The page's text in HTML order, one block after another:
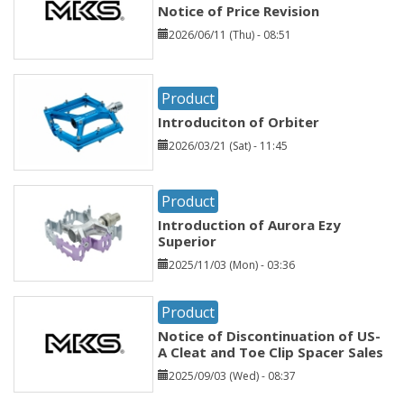
Notice of Price Revision
2026/06/11 (Thu) - 08:51
Product
Introduciton of Orbiter
2026/03/21 (Sat) - 11:45
Product
Introduction of Aurora Ezy
Superior
2025/11/03 (Mon) - 03:36
Product
Notice of Discontinuation of US-
A Cleat and Toe Clip Spacer Sales
2025/09/03 (Wed) - 08:37